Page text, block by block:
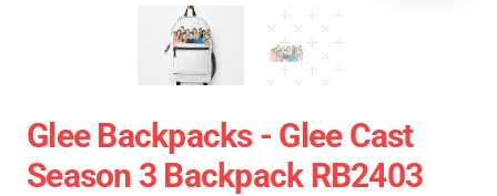
Glee Backpacks - Glee Cast
Season 3 Backpack RB2403